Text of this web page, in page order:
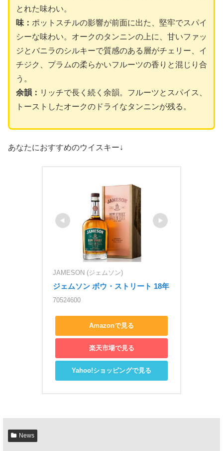
とれた味わい。
味： ポットスチルの影響が前面に出た、堅牢でスパイ
シーな味わい。オークのタンニンの上に、甘いファッ
ジとバニラのシルキーで質感のある層がチェリー、イ
チジク、プラムの柔らかいフルーツの香りと混じり合
う。
余韻： リッチで長く続く余韻。フルーツとスパイス、
トーストしたオークのドライなタンニンが残る。
あなたにおすすめのウイスキー↓
JAMESON (ジェムソン)
ジェムソン ボウ・ストリート 18年
70524600
Amazonで見る
楽天市場で見る
Yahoo!ショッピングで見る
News